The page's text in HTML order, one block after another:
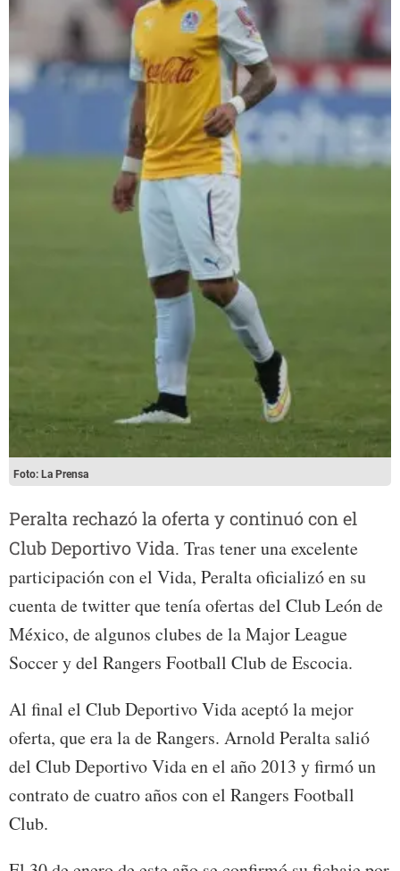
Foto: La Prensa
Peralta rechazó la oferta y continuó con el
Club Deportivo Vida. Tras tener una excelente
participación con el Vida, Peralta oficializó en su
cuenta de twitter que tenía ofertas del Club León de
México, de algunos clubes de la Major League
Soccer y del Rangers Football Club de Escocia.
Al final el Club Deportivo Vida aceptó la mejor
oferta, que era la de Rangers. Arnold Peralta salió
del Club Deportivo Vida en el año 2013 y firmó un
contrato de cuatro años con el Rangers Football
Club.